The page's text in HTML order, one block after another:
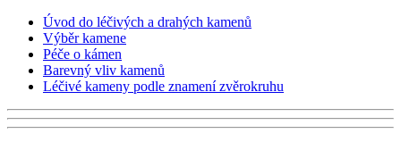
Úvod do léčivých a drahých kamenů
Výběr kamene
Péče o kámen
Barevný vliv kamenů
Léčivé kameny podle znamení zvěrokruhu